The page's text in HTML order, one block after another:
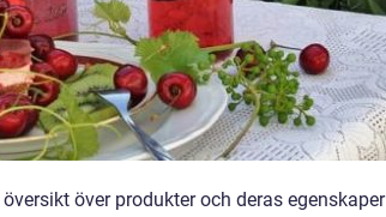
över produkter och deras egenskaper